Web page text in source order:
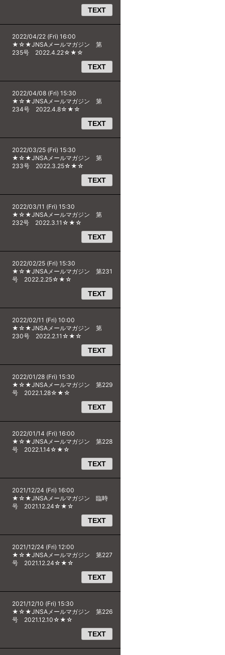
TEXT
2022/04/22 (Fri) 16:00
★☆★JNSAメールマガジン 第
235号 2022.4.22☆★☆
TEXT
2022/04/08 (Fri) 15:30
★☆★JNSAメールマガジン 第
234号 2022.4.8☆★☆
TEXT
2022/03/25 (Fri) 15:30
★☆★JNSAメールマガジン 第
233号 2022.3.25☆★☆
TEXT
2022/03/11 (Fri) 15:30
★☆★JNSAメールマガジン 第
232号 2022.3.11☆★☆
TEXT
2022/02/25 (Fri) 15:30
★☆★JNSAメールマガジン 第231
号 2022.2.25☆★☆
TEXT
2022/02/11 (Fri) 10:00
★☆★JNSAメールマガジン 第
230号 2022.2.11☆★☆
TEXT
2022/01/28 (Fri) 15:30
★☆★JNSAメールマガジン 第229
号 2022.1.28☆★☆
TEXT
2022/01/14 (Fri) 16:00
★☆★JNSAメールマガジン 第228
号 2022.1.14☆★☆
TEXT
2021/12/24 (Fri) 16:00
★☆★JNSAメールマガジン 臨時
号 2021.12.24☆★☆
TEXT
2021/12/24 (Fri) 12:00
★☆★JNSAメールマガジン 第227
号 2021.12.24☆★☆
TEXT
2021/12/10 (Fri) 15:30
★☆★JNSAメールマガジン 第226
号 2021.12.10☆★☆
TEXT